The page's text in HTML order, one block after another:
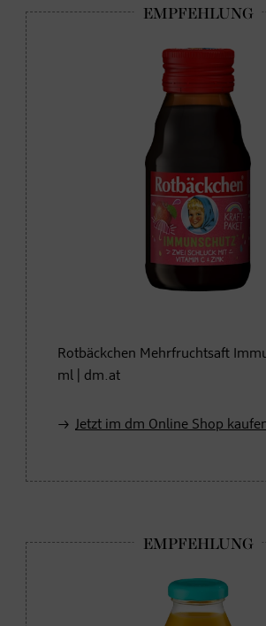
Rotbäckchen Mehrfruchtsaft
ml | dm.at
Jetzt im dm Online Shop